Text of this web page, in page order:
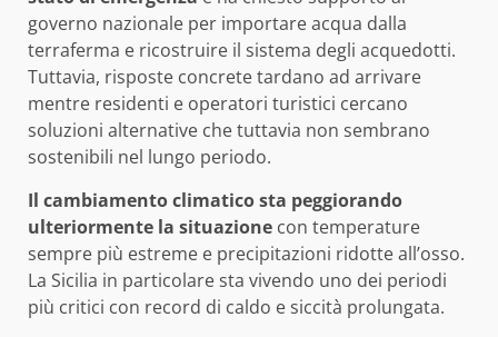
governo nazionale per importare acqua dalla
terraferma e ricostruire il sistema degli acquedotti.
Tuttavia, risposte concrete tardano ad arrivare
mentre residenti e operatori turistici cercano
soluzioni alternative che tuttavia non sembrano
sostenibili nel lungo periodo.
Il cambiamento climatico sta peggiorando
ulteriormente la situazione con temperature
sempre più estreme e precipitazioni ridotte all’osso.
La Sicilia in particolare sta vivendo uno dei periodi
più critici con record di caldo e siccità prolungata.